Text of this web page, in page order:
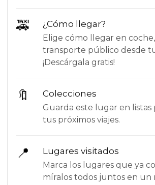
🚕 ¿Cómo llegar?
Elige cómo llegar en
transporte público desde
¡Descárgala gratis!
🔖 Colecciones
Guarda este lugar en listas
tus próximos viajes.
📍 Lugares visitados
Marca los lugares que ya
míralos todos juntos en un